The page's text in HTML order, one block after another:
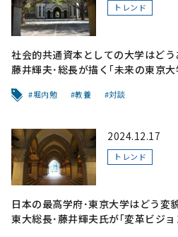
トレンド
社会的共通資本としての大学はど
藤井輝夫･総長が描く｢未来の東京
堀内勉 教養 対談
2024.12.17
トレンド
日本の最高学府･東京大学はどう変
東大総長･藤井輝夫氏が｢変革ビジョ